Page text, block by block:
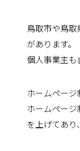
鳥取市や鳥
があります。
個人事業主も
ホームページ
ホームペー
を上げてあ